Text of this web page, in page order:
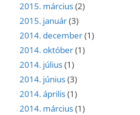
2015. március(2)
2015. január(3)
2014. december(1)
2014. október(1)
2014. július(1)
2014. június(3)
2014. április(1)
2014. március(1)